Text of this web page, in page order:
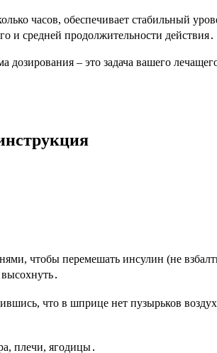
часов, обеспечивает стабильный
средней продолжительности действия․
– это задача вашего
чтобы перемешать инсулин (не
что в шприце нет пузырьков
плечи, ягодицы․